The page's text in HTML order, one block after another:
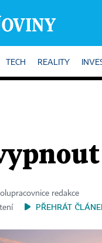
TECH REALITY
redakce
PŘEHRÁT